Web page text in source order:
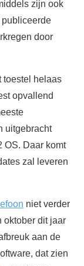
zijn ook
publiceerde
door
toestel helaas
opvallend
uitgebracht
OS. Daar komt
zal leveren
niet verder
oktober dit jaar
aan de
dat zien